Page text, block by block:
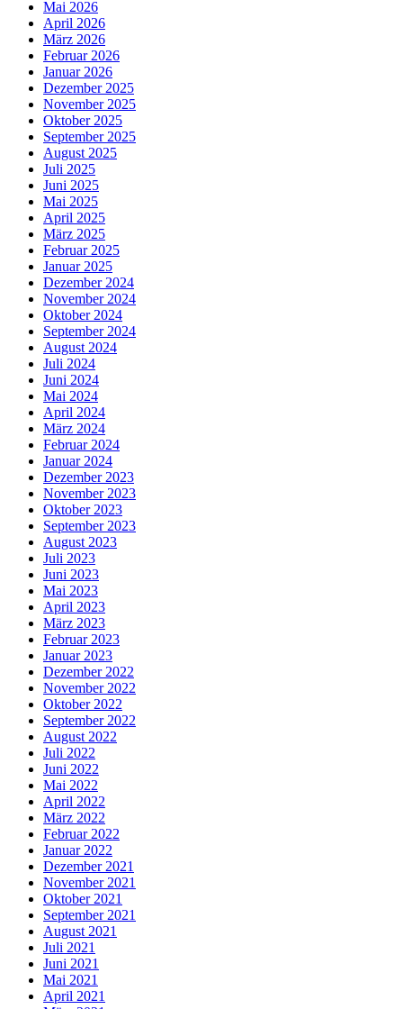
Mai 2026
April 2026
März 2026
Februar 2026
Januar 2026
Dezember 2025
November 2025
Oktober 2025
September 2025
August 2025
Juli 2025
Juni 2025
Mai 2025
April 2025
März 2025
Februar 2025
Januar 2025
Dezember 2024
November 2024
Oktober 2024
September 2024
August 2024
Juli 2024
Juni 2024
Mai 2024
April 2024
März 2024
Februar 2024
Januar 2024
Dezember 2023
November 2023
Oktober 2023
September 2023
August 2023
Juli 2023
Juni 2023
Mai 2023
April 2023
März 2023
Februar 2023
Januar 2023
Dezember 2022
November 2022
Oktober 2022
September 2022
August 2022
Juli 2022
Juni 2022
Mai 2022
April 2022
März 2022
Februar 2022
Januar 2022
Dezember 2021
November 2021
Oktober 2021
September 2021
August 2021
Juli 2021
Juni 2021
Mai 2021
April 2021